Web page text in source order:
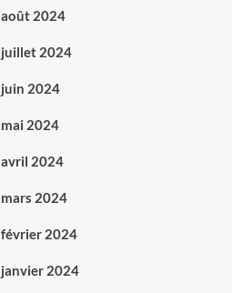
août 2024
juillet 2024
juin 2024
mai 2024
avril 2024
mars 2024
février 2024
janvier 2024